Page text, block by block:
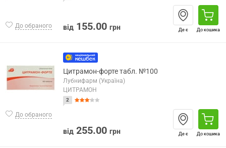
До обраного від 155.00 грн Де є До кошика
До обраного
Цитрамон-форте табл. №100
Лубнифарм (Україна)
ЦИТРАМОН
2
від 255.00 грн Де є До кошика